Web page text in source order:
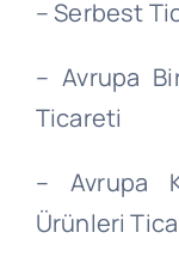
– Serbest
– Avrupa
Ticareti
– Avrupa
Ürünleri